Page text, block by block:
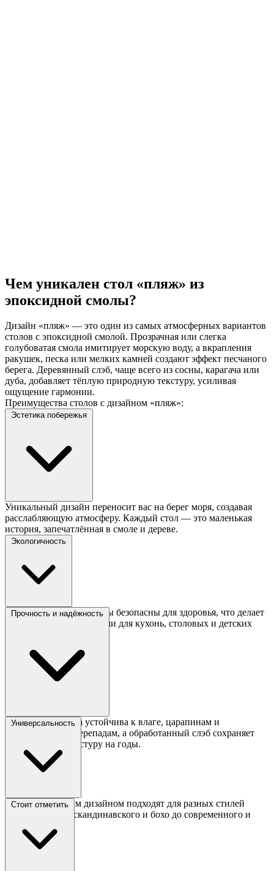
Чем уникален стол «пляж» из
эпоксидной смолы?
Дизайн «пляж» — это один из самых атмосферных вариантов
столов с эпоксидной смолой. Прозрачная или слегка
голубоватая смола имитирует морскую воду, а вкрапления
ракушек, песка или мелких камней создают эффект песчаного
берега. Деревянный слэб, чаще всего из сосны, карагача или
дуба, добавляет тёплую природную текстуру, усиливая
ощущение гармонии.
Преимущества столов с дизайном «пляж»:
Эстетика побережья
Уникальный дизайн переносит вас на берег моря, создавая
расслабляющую атмосферу. Каждый стол — это маленькая
история, запечатлённая в смоле и дереве.
Экологичность
Используемые материалы безопасны для здоровья, что делает
такие столы подходящими для кухонь, столовых и детских
Прочность и надёжность
Эпоксидная смола устойчива к влаге, царапинам и
температурным перепадам, а обработанный слэб сохраняет
свою форму и текстуру на годы.
Универсальность
Столы с пляжным дизайном подходят для разных стилей
интерьера — от скандинавского и бохо до современного и
Стоит отметить